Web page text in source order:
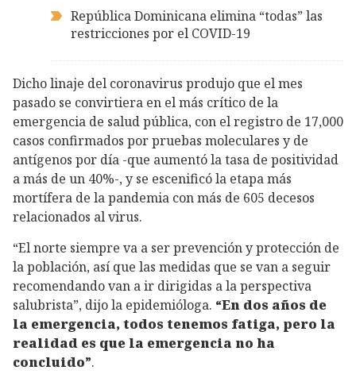
República Dominicana elimina “todas” las
restricciones por el COVID-19
Dicho linaje del coronavirus produjo que el mes
pasado se convirtiera en el más crítico de la
emergencia de salud pública, con el registro de 17,000
casos confirmados por pruebas moleculares y de
antígenos por día -que aumentó la tasa de positividad
a más de un 40%-, y se escenificó la etapa más
mortífera de la pandemia con más de 605 decesos
relacionados al virus.
“El norte siempre va a ser prevención y protección de
la población, así que las medidas que se van a seguir
recomendando van a ir dirigidas a la perspectiva
salubrista”, dijo la epidemióloga. “En dos años de
la emergencia, todos tenemos fatiga, pero la
realidad es que la emergencia no ha
concluido”.